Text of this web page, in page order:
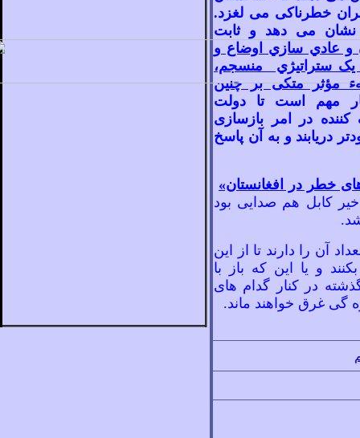
خطرناکی می لغزد.
نشان می
دهد و ثابت
و عادي سازي اوضاع و
يک ستراتيژي منسجم،
مؤثر متکی بر چنين
مهم است تا دولت
در امر بازسازی
دريابند و به آن پاسخ
خطر در افغانستان»
کابل هم صدايی بود
آن را دارند تا از اين
و يا اين که باز با
در کنار گدام های
گی غرق خواهند ماند.